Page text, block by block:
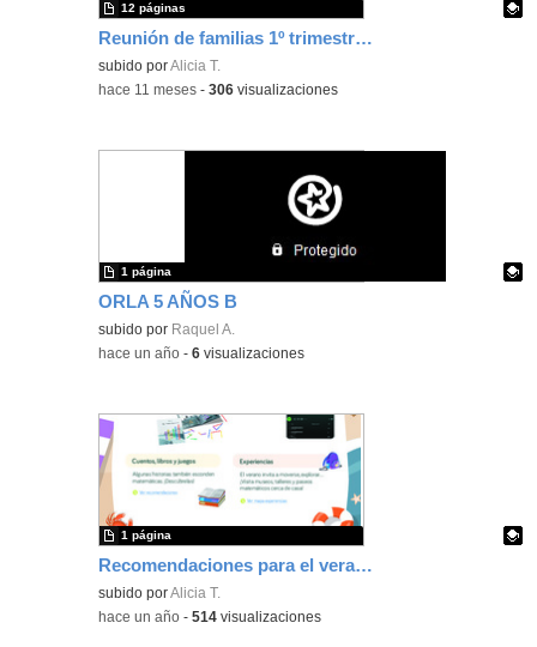
Reunión de familias 1º trimestre 4 años
Contenido educativo.
subido porAlicia T.
12 páginas
-hace 11 meses -306 visualizaciones
ORLA 5 AÑOS B
Contenido educativo.
subido por Raquel A.
1 página
-hace un año -6 visualizaciones
Recomendaciones para el verano Innovamat
Contenido educativo.
subido porAlicia T.
1 página
-hace un año -514 visualizaciones